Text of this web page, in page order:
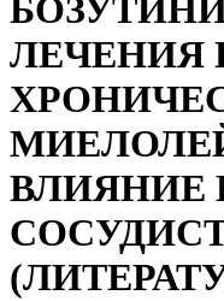
ЛЕЧЕНИЯ
ВЛИЯНИЕ